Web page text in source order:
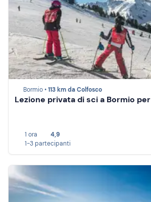
Bormio •113 km da Colfosco
Lezione privata di sci a Bormio
1 ora
4,9
1-3 partecipanti